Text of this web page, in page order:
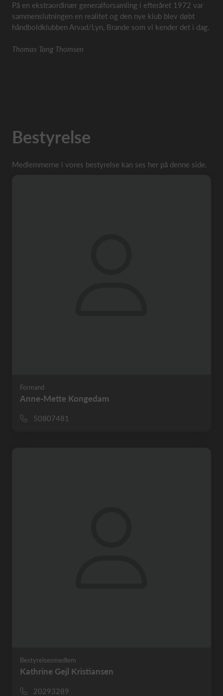
På en ekstraordinær generalforsamling i efteråret 1972 var
sammenslutningen en realitet og den nye klub blev døbt
håndboldklubben Arvad/Lyn, Brande som vi kender det i dag.
Thomas Tang Thomsen
Bestyrelse
Medlemmerne i vores bestyrelse kan ses her på denne side.
Formand
Anne-Mette Kongedam
50807481
Bestyrelsesmedlem
Kathrine Gejl Kristiansen
20293289